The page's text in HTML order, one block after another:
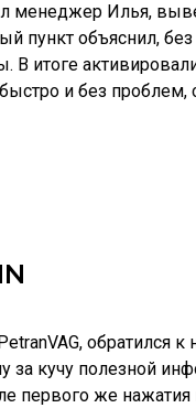
менеджер Илья,
пункт объяснил,
В итоге
и без проблем,
обратился
за кучу полезной
первого же